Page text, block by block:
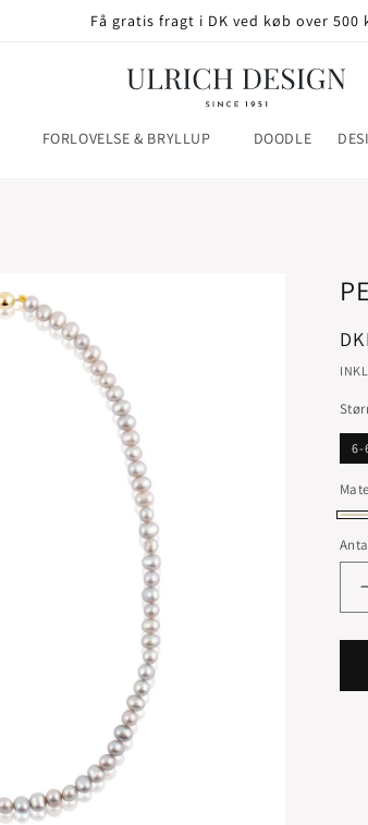
Få gratis fragt i DK ved køb over 500
FORLOVELSE & BRYLLUP DOODLE
6-